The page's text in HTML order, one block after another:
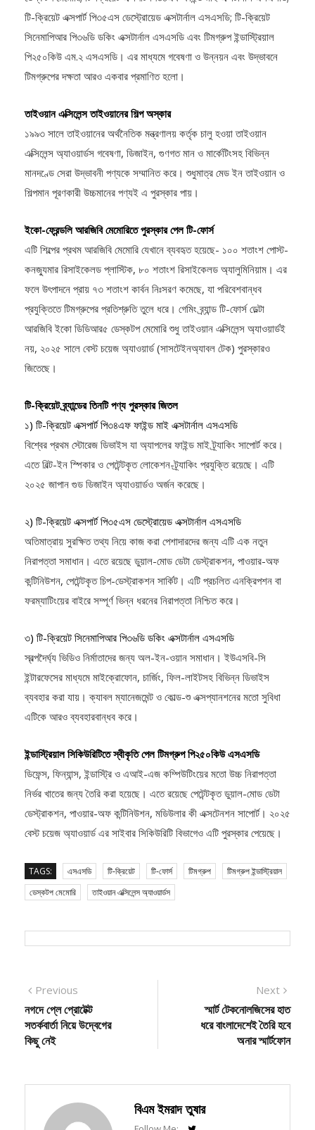
ডেস্কটপ মেমোরি; টি-ক্রিয়েট এক্সপার্ট পি৩৪এফ ফাইন্ড মাই এক্সটার্নাল এসএসডি;
টি-ক্রিয়েট এক্সপার্ট পি৩৫এস ডেস্ট্রোয়েড এক্সটার্নাল এসএসডি; টি-ক্রিয়েট
সিনেমাপিআর পি৩৬ডি ডকিং এক্সটার্নাল এসএসডি এবং টিমগ্রুপ ইন্ডাস্ট্রিয়াল
পি২৫০কিউ এম.২ এসএসডি। এর মাধ্যমে গবেষণা ও উন্নয়ন এবং উদ্ভাবনে
তাইওয়ান এক্সিলেন্স তাইওয়ানের শিল্প অস্কার
১৯৯৩ সালে তাইওয়ানের অর্থনৈতিক মন্ত্রণালয় কর্তৃক চালু হওয়া তাইওয়ান
এক্সিলেন্স অ্যাওয়ার্ডস গবেষণা, ডিজাইন, গুণগত মান ও মার্কেটিংসহ বিভিন্ন
মানদণ্ডে সেরা উদ্ভাবনী পণ্যকে সম্মানিত করে। শুধুমাত্র মেড ইন তাইওয়ান ও
ইকো-ফ্রেন্ডলি আরজিবি মেমোরিতে পুরস্কার পেল টি-ফোর্স
এটি শিল্পের প্রথম আরজিবি মেমোরি যেখানে ব্যবহৃত হয়েছে- ১০০ শতাংশ পোস্ট-
কনজ্যুমার রিসাইকেলড প্লাস্টিক, ৮০ শতাংশ রিসাইকেলড অ্যালুমিনিয়াম। এর
ফলে উৎপাদনে প্রায় ৭৩ শতাংশ কার্বন নিঃসরণ কমেছে, যা পরিবেশবান্ধব
প্রযুক্তিতে টিমগ্রুপের প্রতিশ্রুতি তুলে ধরে। গেমিং ব্র্যান্ড টি-ফোর্স ডেল্টা
আরজিবি ইকো ডিডিআর৫ ডেস্কটপ মেমোরি শুধু তাইওয়ান এক্সিলেন্স অ্যাওয়ার্ডই
নয়, ২০২৫ সালে বেস্ট চয়েজ অ্যাওয়ার্ড (সাসটেইনঅ্যাবল টেক) পুরস্কারও
টি-ক্রিয়েট ব্র্যান্ডের তিনটি পণ্য পুরস্কার জিতল
১) টি-ক্রিয়েট এক্সপার্ট পি৩৪এফ ফাইন্ড মাই এক্সটার্নাল এসএসডি
বিশ্বের প্রথম স্টোরেজ ডিভাইস যা অ্যাপলের ফাইন্ড মাই ট্র্যাকিং সাপোর্ট করে।
এতে বিল্ট-ইন স্পিকার ও পেটেন্টকৃত লোকেশন-ট্র্যাকিং প্রযুক্তি রয়েছে। এটি
২) টি-ক্রিয়েট এক্সপার্ট পি৩৫এস ডেস্ট্রোয়েড এক্সটার্নাল এসএসডি
অতিমাত্রায় সুরক্ষিত তথ্য নিয়ে কাজ করা পেশাদারদের জন্য এটি এক নতুন
নিরাপত্তা সমাধান। এতে রয়েছে ডুয়াল-মোড ডেটা ডেস্ট্রাকশন, পাওয়ার-অফ
কন্টিনিউশন, পেটেন্টকৃত চিপ-ডেস্ট্রাকশন সার্কিট। এটি প্রচলিত এনক্রিপশন বা
৩) টি-ক্রিয়েট সিনেমাপিআর পি৩৬ডি ডকিং এক্সটার্নাল এসএসডি
স্বল্পদৈর্ঘ্য ভিডিও নির্মাতাদের জন্য অল-ইন-ওয়ান সমাধান। ইউএসবি-সি
ইন্টারফেসের মাধ্যমে মাইক্রোফোন, চার্জিং, ফিল-লাইটসহ বিভিন্ন ডিভাইস
ব্যবহার করা যায়। ক্যাবল ম্যানেজমেন্ট ও কোল্ড-শু এক্সপ্যানশনের মতো সুবিধা
ইন্ডাস্ট্রিয়াল সিকিউরিটিতে স্বীকৃতি পেল টিমগ্রুপ পি২৫০কিউ এসএসডি
ডিফেন্স, ফিন্যান্স, ইন্ডাস্ট্রি ও এআই-এজ কম্পিউটিংয়ের মতো উচ্চ নিরাপত্তা
নির্ভর খাতের জন্য তৈরি করা হয়েছে। এতে রয়েছে পেটেন্টকৃত ডুয়াল-মোড ডেটা
ডেস্ট্রাকশন, পাওয়ার-অফ কন্টিনিউশন, মডিউলার কী এক্সটেনশন সাপোর্ট। ২০২৫
TAGS: এসএসডি টি-ক্রিয়েট টি-ফোর্স
Post
navigation
PreviousPrevious
post:
নগদে প্লে প্রোটেক্ট
সতর্কবার্তা নিয়ে উদ্বেগের
Next
Next
post:
স্মার্ট টেকনোলজিসের হাত
ধরে বাংলাদেশেই তৈরি হবে